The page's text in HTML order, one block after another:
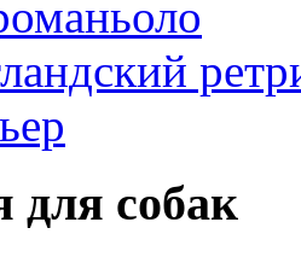
для собак